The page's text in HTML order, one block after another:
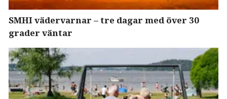
SMHI vädervarnar – tre dagar med över 30
grader väntar